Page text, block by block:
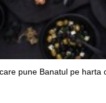
pune Banatul pe harta